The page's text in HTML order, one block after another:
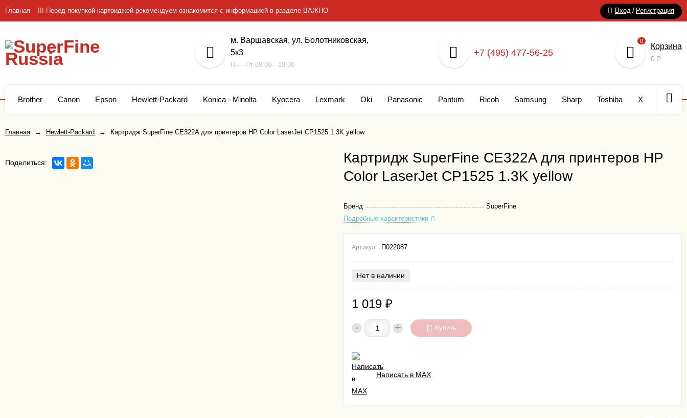
Вход / Регистрация
Главная !!! Перед покупкой картриджей рекомендуем ознакомится с информацией в разделе ВАЖНО
м. Варшавская, ул. Болотниковская,
5к3
Пн—Пт 09:00—18:00
+7 (495) 477-56-25
0
Корзина
0 ₽
Brother Canon Epson Hewlett-Packard Konica - Minolta Kyocera Lexmark Oki Panasonic Pantum Ricoh Samsung Sharp Toshiba Xerox
Главная → Hewlett-Packard → Картридж SuperFine CE322A для принтеров HP Color LaserJet CP1525 1.3K yellow
Поделиться:
Картридж SuperFine CE322A для принтеров HP
Color LaserJet CP1525 1.3K yellow
Бренд
SuperFine
Подробные характеристики
Артикул: П022087
Нет в наличии
1 019 ₽
- + Купить
Написать в MAX